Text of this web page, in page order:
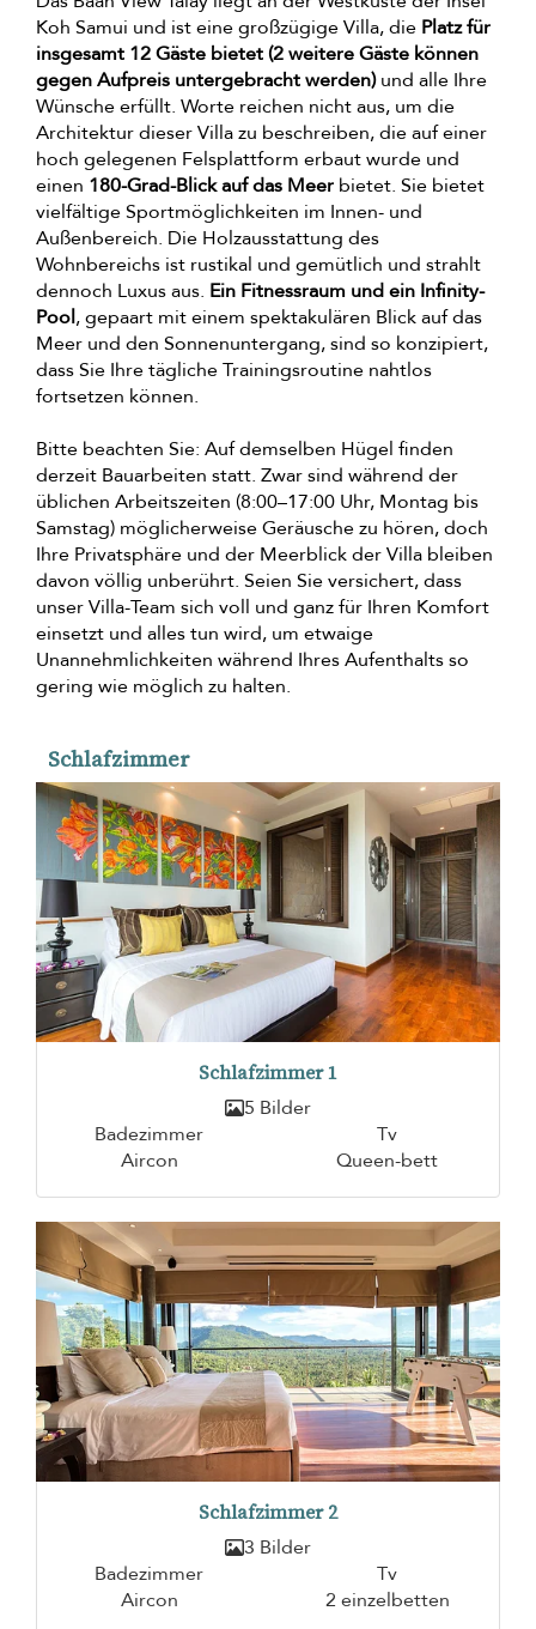
Koh Samui und ist eine großzügige Villa, die Platz für
insgesamt 12 Gäste bietet (2 weitere Gäste können
gegen Aufpreis untergebracht werden)und alle Ihre
Wünsche erfüllt. Worte reichen nicht aus, um die
Architektur dieser Villa zu beschreiben, die auf einer
hoch gelegenen Felsplattform erbaut wurde und
einen 180-Grad-Blick auf das Meer bietet. Sie bietet
vielfältige Sportmöglichkeiten im Innen- und
Außenbereich. Die Holzausstattung des
Wohnbereichs ist rustikal und gemütlich und strahlt
dennoch Luxus aus. Ein Fitnessraum und ein Infinity-
Pool, gepaart mit einem spektakulären Blick auf das
Meer und den Sonnenuntergang, sind so konzipiert,
dass Sie Ihre tägliche Trainingsroutine nahtlos
fortsetzen können.
Bitte beachten Sie: Auf demselben Hügel finden
derzeit Bauarbeiten statt. Zwar sind während der
üblichen Arbeitszeiten (8:00–17:00 Uhr, Montag bis
Samstag) möglicherweise Geräusche zu hören, doch
Ihre Privatsphäre und der Meerblick der Villa bleiben
davon völlig unberührt. Seien Sie versichert, dass
unser Villa-Team sich voll und ganz für Ihren Komfort
einsetzt und alles tun wird, um etwaige
Unannehmlichkeiten während Ihres Aufenthalts so
gering wie möglich zu halten.
Schlafzimmer
Schlafzimmer 1
5 Bilder
Badezimmer
Tv
Aircon
Queen-bett
Schlafzimmer 2
3 Bilder
Badezimmer
Tv
Aircon
2 einzelbetten